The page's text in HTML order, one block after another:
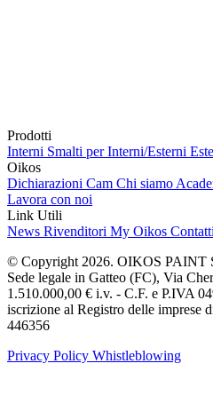
Prodotti
Interni Smalti per Interni/Esterni
Oikos
Dichiarazioni Cam Chi siamo
Lavora con noi
Link Utili
News Rivenditori My Oikos Contatti
© Copyright 2026. OIKOS PAINT
Sede legale in Gatteo (FC), Via
1.510.000,00 € i.v. - C.F. e P.IVA
iscrizione al Registro delle imprese
446356
Privacy Policy Whistleblowing